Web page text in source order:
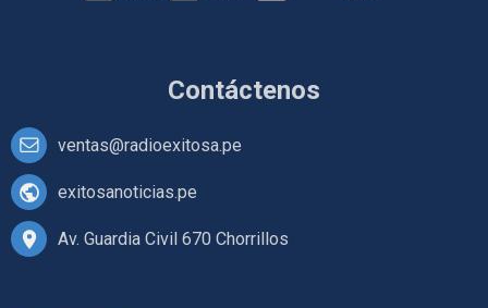
Contáctenos
ventas@radioexitosa.pe
exitosanoticias.pe
Av. Guardia Civil 670 Chorrillos